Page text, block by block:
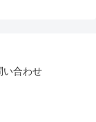
い合わせ